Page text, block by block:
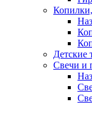
Детские
Свечи и